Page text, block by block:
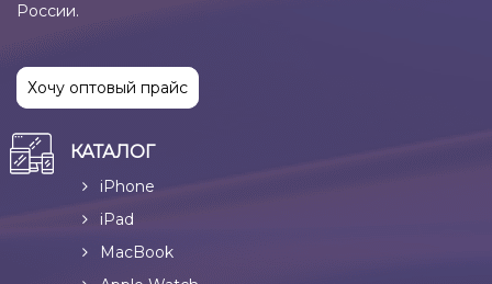
России.
Хочу оптовый прайс
КАТАЛОГ
iPhone
iPad
MacBook